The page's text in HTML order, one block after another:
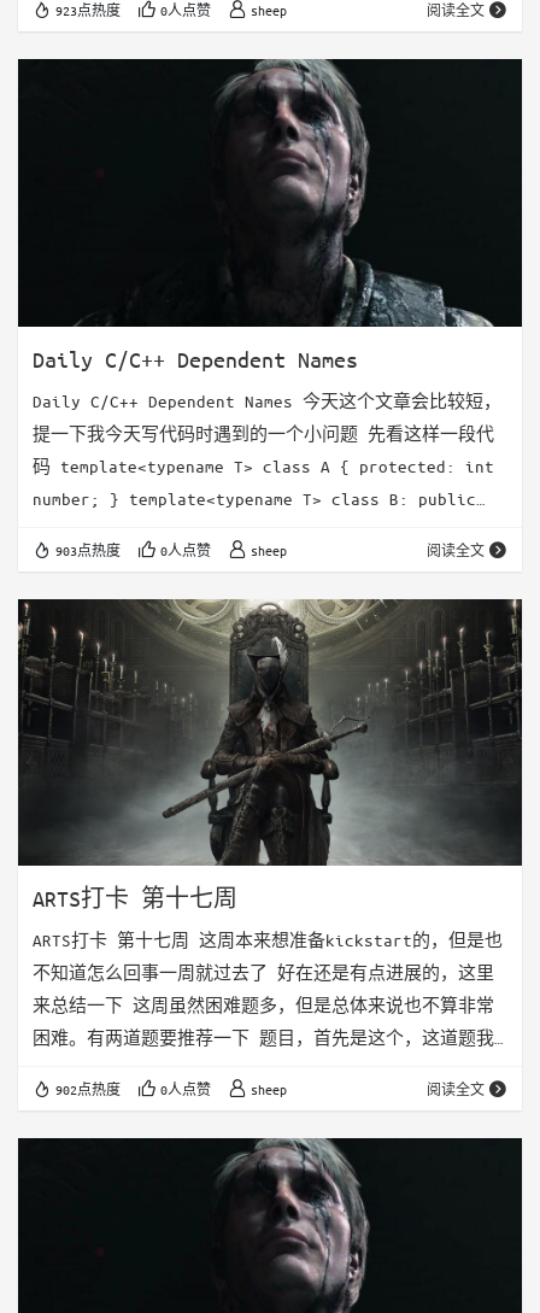
递归调用的层数越多，栈帧也就会叠的越多，就有可能导致
栈溢出，即stackoverflow 栈帧中储存的信息主要有函数
的返回地址，函数参数，函数的局部变量等（其实如果观察
过汇编的同学可以发现，我们在使用栈的过程中一般都会有
923点热度 0人点赞 sheep 阅读全文
Daily C/C++ Dependent Names
Daily C/C++ Dependent Names 今天这个文章会比较短，
提一下我今天写代码时遇到的一个小问题 先看这样一段代
码 template<typename T> class A { protected: int
number; } template<typename T> class B: public
代码在编译的时候是会报错的 编译器会提示你，在B这个类
中，找不到num…
903点热度 0人点赞 sheep 阅读全文
ARTS打卡 第十七周
ARTS打卡 第十七周 这周本来想准备kickstart的，但是也
不知道怎么回事一周就过去了 好在还是有点进展的，这里
来总结一下 这周虽然困难题多，但是总体来说也不算非常
困难。有两道题要推荐一下 题目，首先是这个，这道题我
跟位运算有关的了。他是用dp先预处理，预处理出每个子树
的答案，然后再根据n的二进制位将n拆分成若干个子树的
和，最终得到结果。 主要是要对字典树有一定的感觉 题
目，这道题是一个栈的拓展，一般看到括号相关的就要考虑
栈了。 我们用一个栈维护左括号的位置…
902点热度 0人点赞 sheep 阅读全文